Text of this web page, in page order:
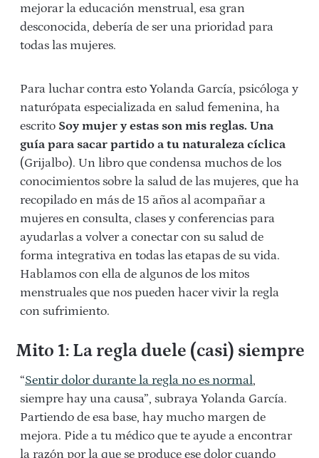
mejorar la educación menstrual, esa gran
desconocida, debería de ser una prioridad para
todas las mujeres.
Para luchar contra esto Yolanda García, psicóloga y
naturópata especializada en salud femenina, ha
escrito Soy mujer y estas son mis reglas. Una
guía para sacar partido a tu naturaleza cíclica
(Grijalbo). Un libro que condensa muchos de los
conocimientos sobre la salud de las mujeres, que ha
recopilado en más de 15 años al acompañar a
mujeres en consulta, clases y conferencias para
ayudarlas a volver a conectar con su salud de
forma integrativa en todas las etapas de su vida.
Hablamos con ella de algunos de los mitos
menstruales que nos pueden hacer vivir la regla
con sufrimiento.
Mito 1: La regla duele (casi) siempre
“Sentir dolor durante la regla no es normal,
siempre hay una causa”, subraya Yolanda García.
Partiendo de esa base, hay mucho margen de
mejora. Pide a tu médico que te ayude a encontrar
la razón por la que se produce ese dolor cuando